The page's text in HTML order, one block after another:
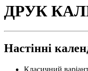
ДРУК
Настінні